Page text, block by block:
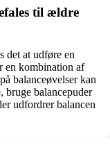
til ældre
det at udføre en
en kombination af
balanceøvelser kan
bruge balancepuder
udfordrer balancen